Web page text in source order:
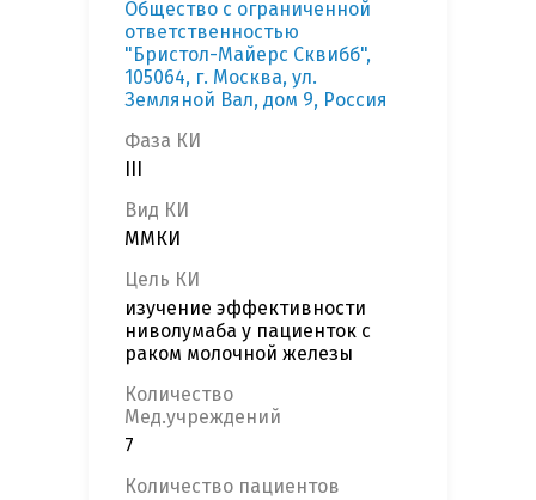
Общество с ограниченной
ответственностью
"Бристол-Майерс Сквибб",
105064, г. Москва, ул.
Земляной Вал, дом 9, Россия
Фаза КИ
Вид КИ
ММКИ
Цель КИ
изучение эффективности
ниволумаба у пациенток с
раком молочной железы
Количество
Мед.учреждений
7
Количество пациентов